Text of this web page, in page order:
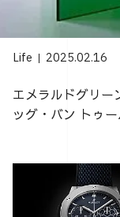
Life 2025.02.16
エメラルドグリー
ッグ・バン トゥ